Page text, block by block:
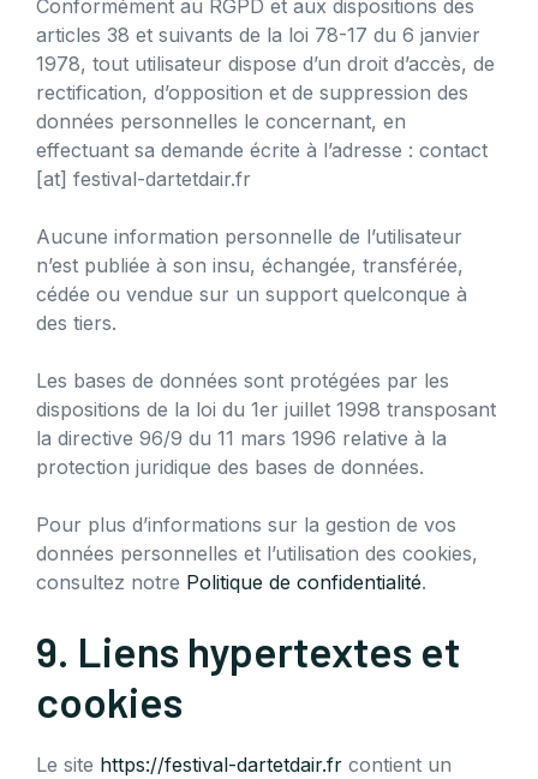
Conformément au RGPD et aux dispositions des
articles 38 et suivants de la loi 78-17 du 6 janvier
1978, tout utilisateur dispose d’un droit d’accès, de
rectification, d’opposition et de suppression des
données personnelles le concernant, en
effectuant sa demande écrite à l’adresse : contact
[at] festival-dartetdair.fr
Aucune information personnelle de l’utilisateur
n’est publiée à son insu, échangée, transférée,
cédée ou vendue sur un support quelconque à
des tiers.
Les bases de données sont protégées par les
dispositions de la loi du 1er juillet 1998 transposant
la directive 96/9 du 11 mars 1996 relative à la
protection juridique des bases de données.
Pour plus d’informations sur la gestion de vos
données personnelles et l’utilisation des cookies,
consultez notre Politique de confidentialité.
9. Liens hypertextes et
cookies
Le site https://festival-dartetdair.fr contient un